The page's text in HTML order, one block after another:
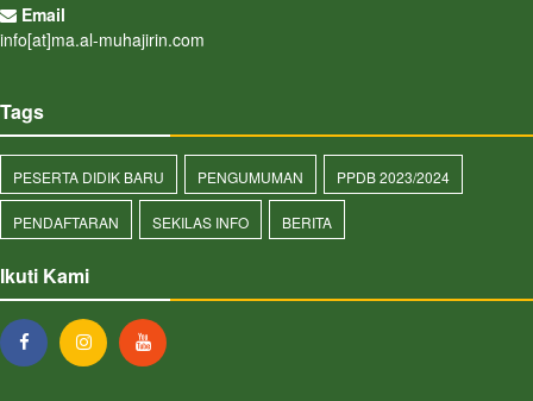
Email
info[at]ma.al-muhajirin.com
Tags
PESERTA DIDIK BARU PENGUMUMAN PPDB 2023/2024
PENDAFTARAN SEKILAS INFO BERITA
Ikuti Kami